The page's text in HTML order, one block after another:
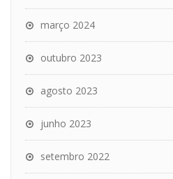
março 2024
outubro 2023
agosto 2023
junho 2023
setembro 2022